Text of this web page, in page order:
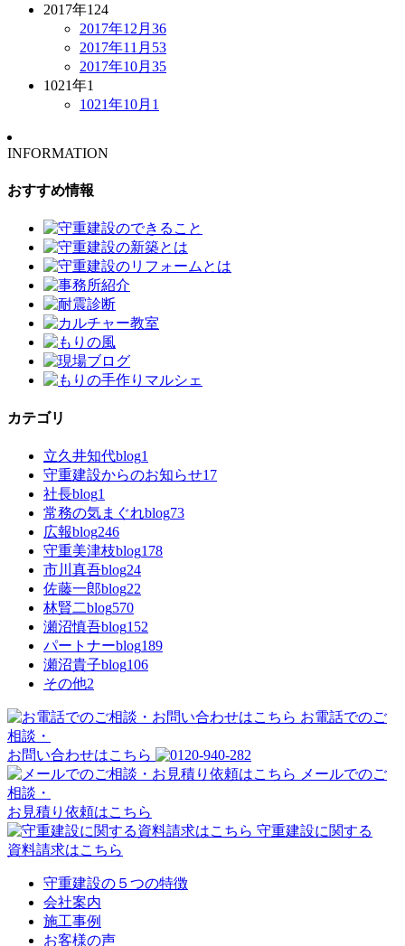
2017年124
2017年12月 36
2017年11月 53
2017年10月 35
1021年1
1021年10月 1
INFORMATION
おすすめ情報
カテゴリ
立久井知代blog1
守重建設からのお知らせ17
社長blog1
常務の気まぐれblog73
広報blog246
守重美津枝blog178
市川真吾blog24
佐藤一郎blog22
林賢二blog570
瀬沼慎吾blog152
パートナーblog189
瀬沼貴子blog106
その他2
お電話でのご
相談・
お問い合わせはこちら
メールでのご
相談・
お見積り依頼はこちら
守重建設に関する
資料請求はこちら
守重建設の５つの特徴
会社案内
施工事例
お客様の声